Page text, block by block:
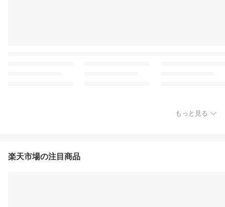
もっと見る
楽天市場の注目商品